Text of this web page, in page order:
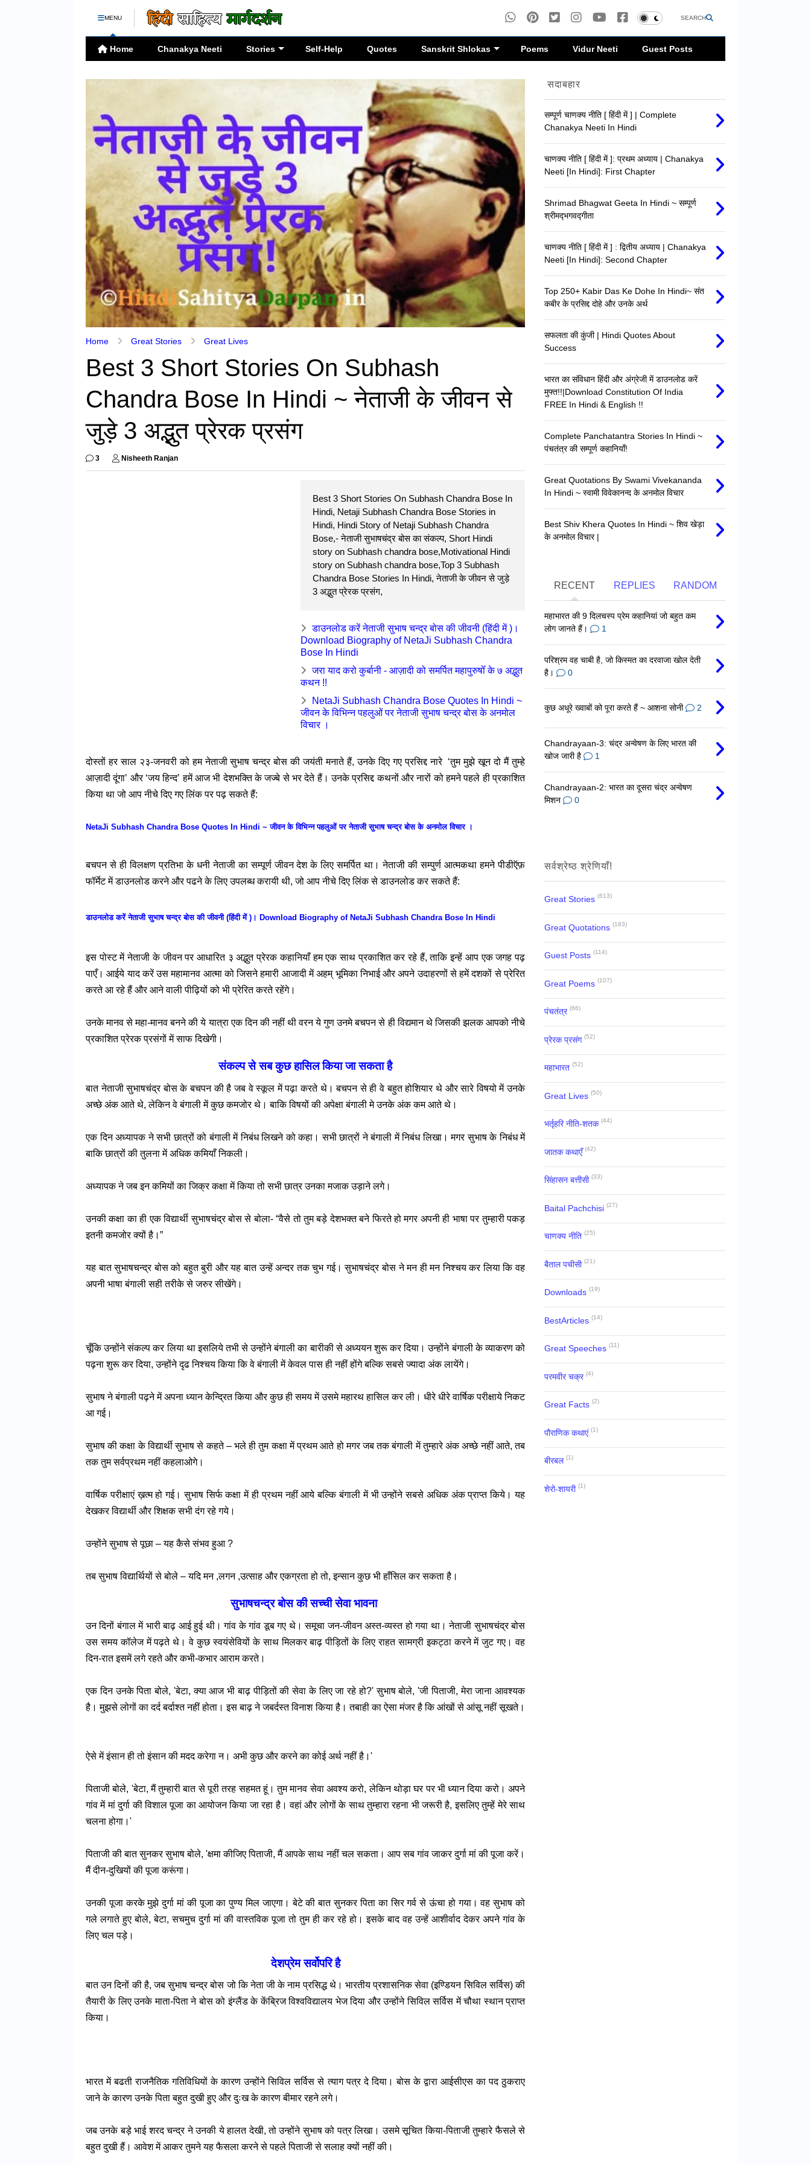
MENU SEARCH
Home Chanakya Neeti Stories Self-Help Quotes Sanskrit Shlokas Poems Vidur Neeti Guest Posts
Home Great Stories Great Lives
Best 3 Short Stories On Subhash
Chandra Bose In Hindi ~ नेताजी के जीवन से
जुड़े 3 अद्भुत प्रेरक प्रसंग
3 Nisheeth Ranjan
Best 3 Short Stories On Subhash Chandra Bose In
Hindi, Netaji Subhash Chandra Bose Stories in
Hindi, Hindi Story of Netaji Subhash Chandra
Bose,- नेताजी सुभाषचंद्र बोस का संकल्प, Short Hindi
story on Subhash chandra bose,Motivational Hindi
story on Subhash chandra bose,Top 3 Subhash
Chandra Bose Stories In Hindi, नेताजी के जीवन से जुड़े
3 अद्भुत प्रेरक प्रसंग,
डाउनलोड करें नेताजी सुभाष चन्द्र बोस की जीवनी (हिंदी में )।
Download Biography of NetaJi Subhash Chandra
Bose In Hindi
जरा याद करो कुर्बानी - आज़ादी को समर्पित महापुरुषोँ के ७ अद्भुत
कथन !!
NetaJi Subhash Chandra Bose Quotes In Hindi ~
जीवन के विभिन्न पहलुओं पर नेताजी सुभाष चन्द्र बोस के अनमोल
विचार ।
दोस्तों हर साल २३-जनवरी को हम नेताजी सुभाष चन्द्र बोस की जयंती मनाते हैं, उनके दिए गए प्रसिद्द नारे ‘तुम मुझे खून दो मैं तुम्हे
आज़ादी दूंगा’ और ‘जय हिन्द’ हमें आज भी देशभक्ति के जज्बे से भर देते हैं। उनके प्रसिद्द कथनों और नारों को हमने पहले ही प्रकाशित
किया था जो आप नीचे दिए गए लिंक पर पढ़ सकते हैं:
NetaJi Subhash Chandra Bose Quotes In Hindi ~ जीवन के विभिन्न पहलुओं पर नेताजी सुभाष चन्द्र बोस के अनमोल विचार ।
बचपन से ही विलक्षण प्रतिभा के धनी नेताजी का सम्पूर्ण जीवन देश के लिए समर्पित था। नेताजी की सम्पुर्ण आत्मकथा हमने पीडीऍफ़
फॉर्मेट में डाउनलोड करने और पढने के लिए उपलब्ध करायी थी, जो आप नीचे दिए लिंक से डाउनलोड कर सकते हैं:
डाउनलोड करें नेताजी सुभाष चन्द्र बोस की जीवनी (हिंदी में )। Download Biography of NetaJi Subhash Chandra Bose In Hindi
इस पोस्ट में नेताजी के जीवन पर आधारित ३ अद्भुत प्रेरक कहानियाँ हम एक साथ प्रकाशित कर रहे हैं, ताकि इन्हें आप एक जगह पढ़
पाएँ। आईये याद करें उस महामानव आत्मा को जिसने हमारी आजादी में अहम् भूमिका निभाई और अपने उदाहरणों से हमें दशकों से प्रेरित
करते आ रहे हैं और आने वाली पीढ़ियों को भी प्रेरित करते रहेंगे।
उनके मानव से महा-मानव बनने की ये यात्रा एक दिन की नहीं थी वरन ये गुण उनमे बचपन से ही विद्यमान थे जिसकी झलक आपको नीचे
प्रकाशित प्रेरक प्रसंगों में साफ दिखेगी।
संकल्प से सब कुछ हासिल किया जा सकता है
बात नेताजी सुभाषचंद्र बोस के बचपन की है जब वे स्कूल में पढ़ा करते थे। बचपन से ही वे बहुत होशियार थे और सारे विषयो में उनके
अच्छे अंक आते थे, लेकिन वे बंगाली में कुछ कमजोर थे। बाकि विषयों की अपेक्षा बंगाली मे उनके अंक कम आते थे।
एक दिन अध्यापक ने सभी छात्रों को बंगाली में निबंध लिखने को कहा। सभी छात्रों ने बंगाली में निबंध लिखा। मगर सुभाष के निबंध में
बाकि छात्रों की तुलना में अधिक कमियाँ निकली।
अध्यापक ने जब इन कमियों का जिक्र कक्षा में किया तो सभी छात्र उनका मजाक उड़ाने लगे।
उनकी कक्षा का ही एक विद्यार्थी सुभाषचंद्र बोस से बोला- “वैसे तो तुम बड़े देशभक्त बने फिरते हो मगर अपनी ही भाषा पर तुम्हारी पकड़
इतनी कमजोर क्यों है।”
यह बात सुभाषचन्द्र बोस को बहुत बुरी और यह बात उन्हें अन्दर तक चुभ गई। सुभाषचंद्र बोस ने मन ही मन निश्चय कर लिया कि वह
अपनी भाषा बंगाली सही तरीके से जरुर सीखेंगे।
चूँकि उन्होंने संकल्प कर लिया था इसलिये तभी से उन्होंने बंगाली का बारीकी से अध्ययन शुरू कर दिया। उन्होंने बंगाली के व्याकरण को
पढ़ना शुरू कर दिया, उन्होंने दृढ निश्चय किया कि वे बंगाली में केवल पास ही नहीं होंगे बल्कि सबसे ज्यादा अंक लायेंगे।
सुभाष ने बंगाली पढ़ने में अपना ध्यान केन्द्रित किया और कुछ ही समय में उसमे महारथ हासिल कर ली। धीरे धीरे वार्षिक परीक्षाये निकट
आ गई।
सुभाष की कक्षा के विद्यार्थी सुभाष से कहते – भले ही तुम कक्षा में प्रथम आते हो मगर जब तक बंगाली में तुम्हारे अंक अच्छे नहीं आते, तब
तक तुम सर्वप्रथम नहीं कहलाओगे।
वार्षिक परीक्षाएं ख़त्म हो गई। सुभाष सिर्फ कक्षा में ही प्रथम नहीं आये बल्कि बंगाली में भी उन्होंने सबसे अधिक अंक प्राप्त किये। यह
देखकर विद्यार्थी और शिक्षक सभी दंग रहे गये।
उन्होंने सुभाष से पूछा – यह कैसे संभव हुआ ?
तब सुभाष विद्यार्थियों से बोले – यदि मन ,लगन ,उत्साह और एकग्रता हो तो, इन्सान कुछ भी हाँसिल कर सकता है।
सुभाषचन्द्र बोस की सच्ची सेवा भावना
उन दिनों बंगाल में भारी बाढ़ आई हुई थी। गांव के गांव डूब गए थे। समूचा जन-जीवन अस्त-व्यस्त हो गया था। नेताजी सुभाषचंद्र बोस
उस समय कॉलेज में पढ़ते थे। वे कुछ स्वयंसेवियों के साथ मिलकर बाढ़ पीड़ितों के लिए राहत सामग्री इकट्ठा करने में जुट गए। वह
दिन-रात इसमें लगे रहते और कभी-कभार आराम करते।
एक दिन उनके पिता बोले, 'बेटा, क्या आज भी बाढ़ पीड़ितों की सेवा के लिए जा रहे हो?' सुभाष बोले, 'जी पिताजी, मेरा जाना आवश्यक
है। मुझसे लोगों का दर्द बर्दाश्त नहीं होता। इस बाढ़ ने जबर्दस्त विनाश किया है। तबाही का ऐसा मंजर है कि आंखों से आंसू नहीं सूखते।
ऐसे में इंसान ही तो इंसान की मदद करेगा न। अभी कुछ और करने का कोई अर्थ नहीं है।'
पिताजी बोले, 'बेटा, मैं तुम्हारी बात से पूरी तरह सहमत हूं। तुम मानव सेवा अवश्य करो, लेकिन थोड़ा घर पर भी ध्यान दिया करो। अपने
गांव में मां दुर्गा की विशाल पूजा का आयोजन किया जा रहा है। वहां और लोगों के साथ तुम्हारा रहना भी जरूरी है, इसलिए तुम्हें मेरे साथ
चलना होगा।'
पिताजी की बात सुनकर सुभाष बोले, 'क्षमा कीजिए पिताजी, मैं आपके साथ नहीं चल सकता। आप सब गांव जाकर दुर्गा मां की पूजा करें।
मैं दीन-दुखियों की पूजा करूंगा।
उनकी पूजा करके मुझे दुर्गा मां की पूजा का पुण्य मिल जाएगा। बेटे की बात सुनकर पिता का सिर गर्व से ऊंचा हो गया। वह सुभाष को
गले लगाते हुए बोले, बेटा, सचमुच दुर्गा मां की वास्तविक पूजा तो तुम ही कर रहे हो। इसके बाद वह उन्हें आशीर्वाद देकर अपने गांव के
लिए चल पड़े।
देशप्रेम सर्वोपरि है
बात उन दिनों की है, जब सुभाष चन्द्र बोस जो कि नेता जी के नाम प्रसिद्ध थे। भारतीय प्रशासनिक सेवा (इण्डियन सिविल सर्विस) की
तैयारी के लिए उनके माता-पिता ने बोस को इंग्लैंड के केंब्रिज विश्वविद्यालय भेज दिया और उन्होंने सिविल सर्विस में चौथा स्थान प्राप्त
किया।
भारत में बढती राजनैतिक गतिविधियों के कारण उन्होंने सिविल सर्विस से त्याग पत्र दे दिया। बोस के द्वारा आईसीएस का पद ठुकराए
जाने के कारण उनके पिता बहुत दुखी हुए और दुःख के कारण बीमार रहने लगे।
जब उनके बड़े भाई शरद चन्द्र ने उनकी ये हालत देखी, तो उन्होंने सुभाष को पत्र लिखा। उसमे सूचित किया-पिताजी तुम्हारे फैसले से
बहुत दुखी हैं। आवेश में आकर तुमने यह फैसला करने से पहले पिताजी से सलाह क्यों नहीं की।
सदाबहार
सम्पूर्ण चाणक्य नीति [ हिंदी में ] | Complete
Chanakya Neeti In Hindi
चाणक्य नीति [ हिंदी में ]: प्रथम अध्याय | Chanakya
Neeti [In Hindi]: First Chapter
Shrimad Bhagwat Geeta In Hindi ~ सम्पूर्ण
श्रीमद्‍भगवद्‍गीता
चाणक्य नीति [ हिंदी में ] : द्वितीय अध्याय | Chanakya
Neeti [In Hindi]: Second Chapter
Top 250+ Kabir Das Ke Dohe In Hindi~ संत
कबीर के प्रसिद्द दोहे और उनके अर्थ
सफलता की कुंजी | Hindi Quotes About
Success
भारत का संविधान हिंदी और अंग्रेजी में डाउनलोड करें
मुफ्त!!|Download Constitution Of India
FREE In Hindi & English !!
Complete Panchatantra Stories In Hindi ~
पंचतंत्र की सम्पूर्ण कहानियाँ!
Great Quotations By Swami Vivekananda
In Hindi ~ स्वामी विवेकानन्द के अनमोल विचार
Best Shiv Khera Quotes In Hindi ~ शिव खेड़ा
के अनमोल विचार |
RECENT REPLIES RANDOM
महाभारत की 9 दिलचस्प प्रेम कहानियां जो बहुत कम
लोग जानते हैं।
1
परिश्रम वह चाबी है, जो किस्मत का दरवाजा खोल देती
है।
0
कुछ अधूरे ख्वाबों को पूरा करते हैं ~ आशना सोनी 2
Chandrayaan-3: चंद्र अन्वेषण के लिए भारत की
खोज जारी है
1
Chandrayaan-2: भारत का दूसरा चंद्र अन्वेषण
मिशन
0
सर्वश्रेष्ठ श्रेणियाँ!
Great Stories (613)
Great Quotations (183)
Guest Posts (114)
Great Poems (107)
पंचतंत्र (66)
प्रेरक प्रसंग (52)
महाभारत (52)
Great Lives (50)
भर्तृहरि नीति-शतक (44)
जातक कथाएँ (42)
सिंहासन बत्तीसी (33)
Baital Pachchisi (27)
चाणक्य नीति (25)
बैताल पचीसी (21)
Downloads (19)
BestArticles (14)
Great Speeches (11)
परमवीर चक्र (4)
Great Facts (2)
पौराणिक कथाएं (1)
बीरबल (1)
शेरो-शायरी (1)